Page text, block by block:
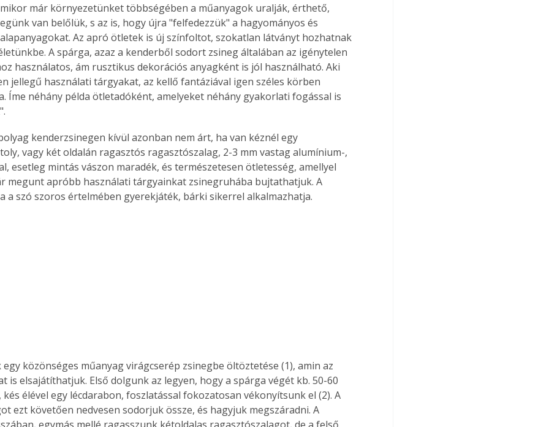
már környezetünket többségében a műanyagok uralják, érthető,
van belőlük, s az is, hogy újra "felfedezzük" a hagyományos és
Az apró ötletek is új színfoltot, szokatlan látványt hozhatnak
A spárga, azaz a kenderből sodort zsineg általában az igénytelen
használatos, ám rusztikus dekorációs anyagként is jól használható. Aki
jellegű használati tárgyakat, az kellő fantáziával igen széles körben
Íme néhány példa ötletadóként, amelyeket néhány gyakorlati fogással is
vagy két oldalán ragasztós ragasztószalag, 2-3 mm vastag alumínium-,
esetleg mintás vászon maradék, és természetesen ötletesség, amellyel
megunt apróbb használati tárgyainkat zsinegruhába bujtathatjuk. A
a szó szoros értelmében gyerekjáték, bárki sikerrel alkalmazhatja.
is elsajátíthatjuk. Első dolgunk az legyen, hogy a spárga végét kb. 50-60
kés élével egy lécdarabon, foszlatással fokozatosan vékonyítsunk el (2). A
ezt követően nedvesen sodorjuk össze, és hagyjuk megszáradni. A